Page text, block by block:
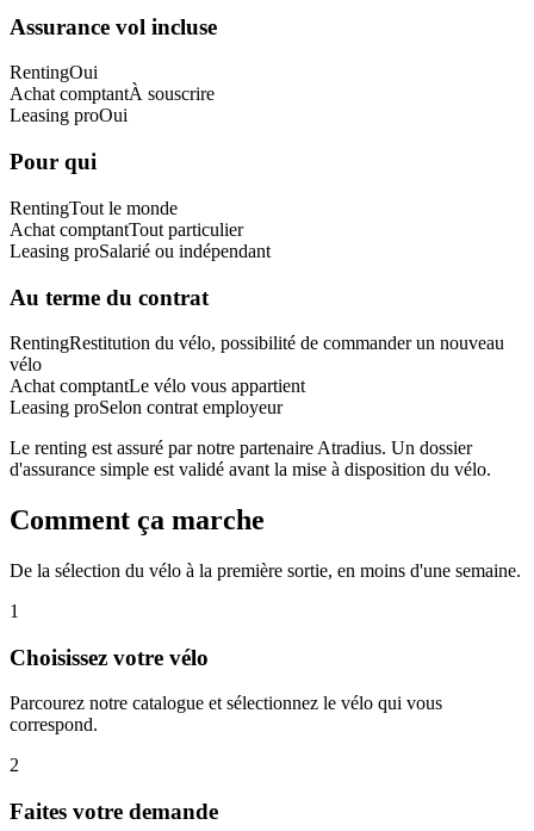
Assurance vol incluse
RentingOui
Achat comptantÀ souscrire
Leasing proOui
Pour qui
RentingTout le monde
Achat comptantTout particulier
Leasing proSalarié ou indépendant
Au terme du contrat
RentingRestitution du vélo, possibilité de commander un nouveau
vélo
Achat comptantLe vélo vous appartient
Leasing proSelon contrat employeur
Le renting est assuré par notre partenaire Atradius. Un dossier
d'assurance simple est validé avant la mise à disposition du vélo.
Comment ça marche
De la sélection du vélo à la première sortie, en moins d'une semaine.
1
Choisissez votre vélo
Parcourez notre catalogue et sélectionnez le vélo qui vous
correspond.
2
Faites votre demande